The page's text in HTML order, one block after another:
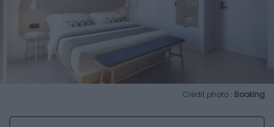
Crédit photo : Booking